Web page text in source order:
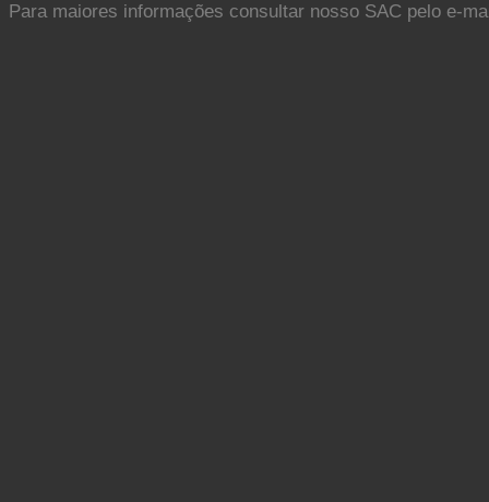
Para maiores informações consultar nosso SAC pelo e-